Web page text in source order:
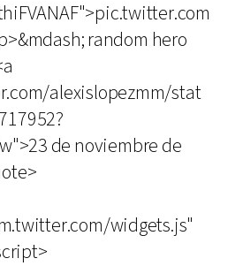
random hero
alexislopezmm/stat
de noviembre de
widgets.js"